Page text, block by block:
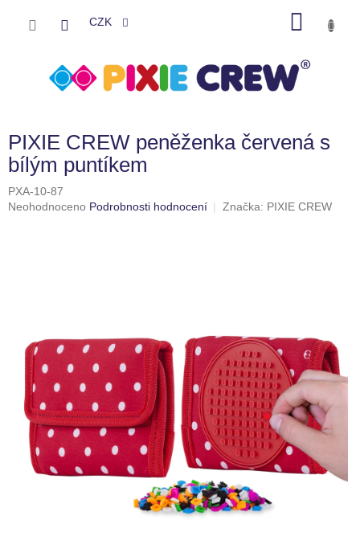
CZK
PIXIE CREW peněženka červená s
bílým puntíkem
PXA-10-87
Průměrné
Neohodnoceno Podrobnosti hodnocení Značka: PIXIE CREW